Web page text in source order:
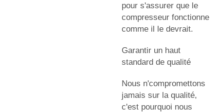
pour s'assurer que le
compresseur fonctionne
comme il le devrait.
Garantir un haut
standard de qualité
Nous n'compromettons
jamais sur la qualité,
c'est pourquoi nous